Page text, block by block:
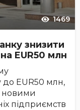
1469
знизити
EUR50 млн
до EUR50 млн,
новими
підприємств